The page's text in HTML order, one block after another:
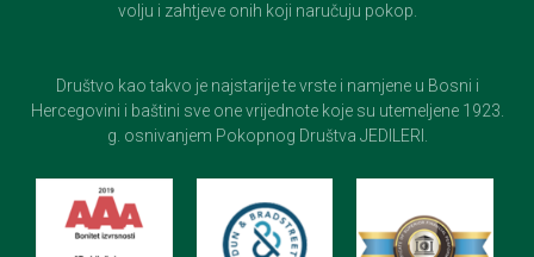
volju i zahtjeve onih koji naručuju pokop.
Društvo kao takvo je najstarije te vrste i namjene u Bosni i
Hercegovini i baštini sve one vrijednote koje su utemeljene 1923.
g. osnivanjem Pokopnog Društva JEDILERI.